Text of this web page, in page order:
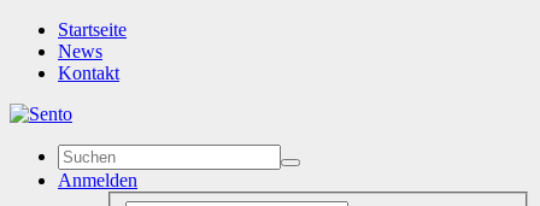
Startseite
News
Kontakt
Anmelden